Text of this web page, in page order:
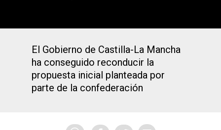
El Gobierno de Castilla-La Mancha
ha conseguido reconducir la
propuesta inicial planteada por
parte de la confederación